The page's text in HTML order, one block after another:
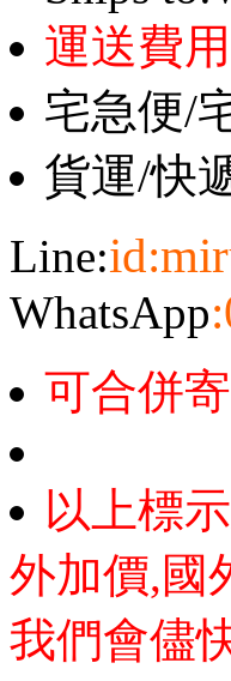
運送費用
宅急便/
貨運/快
Line:
WhatsApp
可合併
以上標
外加價,國
我們會儘